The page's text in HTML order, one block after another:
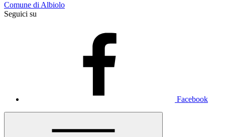
Comune di Albiolo
Seguici su
Facebook